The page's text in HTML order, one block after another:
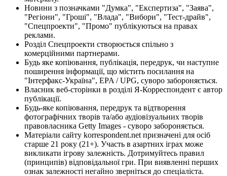
Новини з позначками "Думка", "Експертиза", "Заява",
"Регіони", "Гроші", "Влада", "Вибори", "Тест-драйв",
"Спецпроекти", "Промо" публікуються на правах
реклами.
Розділ Спецпроекти створюється спільно з
комерційними партнерами.
Будь яке копіювання, публікація, передрук, чи наступне
поширення інформації, що містить посилання на
"Інтерфакс-Україна", EPA / UPG, суворо забороняється.
Власник веб-сторінки в розділі Я-Корреспондент є автор
публікації.
Будь-яке копіювання, передрук та відтворення
фотографічних творів та/або аудіовізуальних творів
правовласника Getty Images - суворо забороняється.
Матеріали сайту korrespondent.net призначені для осіб
старше 21 року (21+). Участь в азартних іграх може
викликати ігрову залежність. Дотримуйтесь правил
(принципів) відповідальної гри. При виявленні перших
ознак залежності негайно зверніться до спеціаліста.